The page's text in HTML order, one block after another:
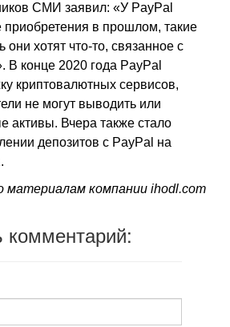
СМИ заявил: «У PayPal
в прошлом, такие
они хотят что-то, связанное с
В конце 2020 года PayPal
криптовалютных сервисов,
не могут выводить или
активы. Вчера также стало
депозитов с PayPal на
материалам компании ihodl.com
комментарий: